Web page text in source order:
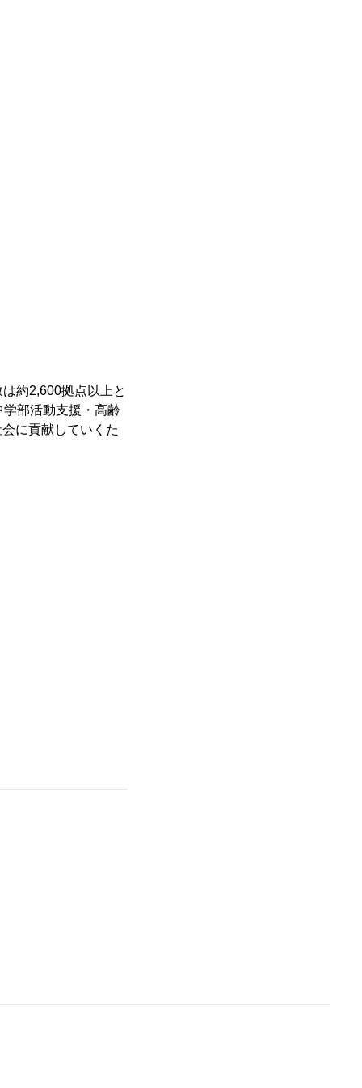
約2,600拠点以上と
部活動支援・高齢
に貢献していくた